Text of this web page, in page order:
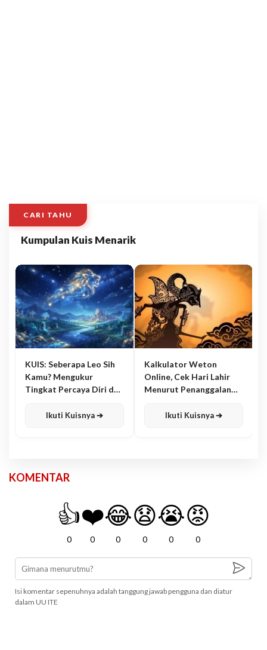
CARI TAHU
Kumpulan Kuis Menarik
KUIS: Seberapa Leo Sih
Kamu? Mengukur
Tingkat Percaya Diri dan
Ikuti Kuisnya ➔
Kalkulator Weton
Online, Cek Hari Lahir
Menurut Penanggalan
Ikuti Kuisnya ➔
KOMENTAR
👍
0
❤️
0
😂
0
😧
0
😭
0
😡
0
Isi komentar sepenuhnya adalah tanggung jawab pengguna dan diatur
dalam UU ITE